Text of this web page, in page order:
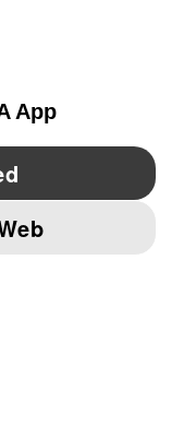
IMPRINT AND LEGAL DATA